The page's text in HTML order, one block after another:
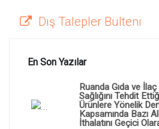
Dış Talepler Bülteni
En Son Yazılar
Ruanda Gıda ve
Sağlığını Tehdit
Ürünlere Yönelik
Kapsamında Bazı
İthalatını Geçici